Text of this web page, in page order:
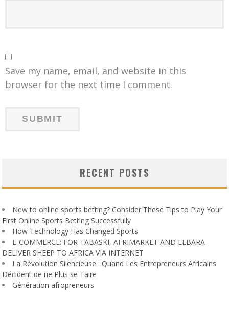
Save my name, email, and website in this
browser for the next time I comment.
RECENT POSTS
New to online sports betting? Consider These Tips to Play Your
First Online Sports Betting Successfully
How Technology Has Changed Sports
E-COMMERCE: FOR TABASKI, AFRIMARKET AND LEBARA
DELIVER SHEEP TO AFRICA VIA INTERNET
La Révolution Silencieuse : Quand Les Entrepreneurs Africains
Décident de ne Plus se Taire
Génération afropreneurs